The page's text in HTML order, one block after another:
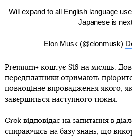
Will expand to all English language
Japanese is
— Elon Musk (@elonmusk)
Premium+ коштує $16 на місяць.
передплатники отримають
повноцінне впровадження якого, як
завершиться наступного тижня.
Grok відповідає на запитання в
спираючись на базу знань, що